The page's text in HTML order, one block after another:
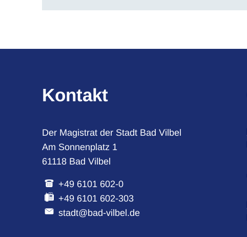
Kontakt
Der Magistrat der Stadt Bad Vilbel
Am Sonnenplatz 1
61118 Bad Vilbel
+49 6101 602-0
+49 6101 602-303
stadt@bad-vilbel.de